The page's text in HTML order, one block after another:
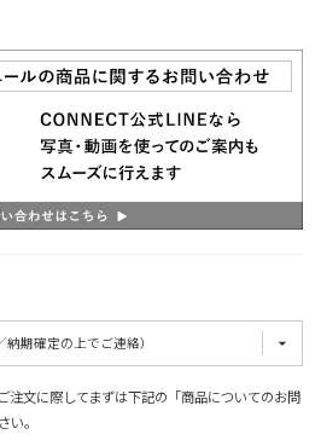
文に際してまずは下記の「商品についてのお問
い。